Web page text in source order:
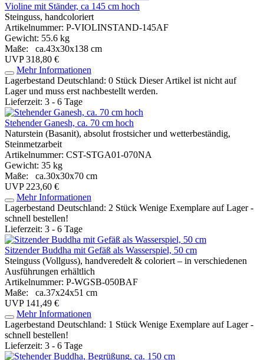
Violine mit Ständer, ca 145 cm hoch
Steinguss, handcoloriert
Artikelnummer: P-VIOLINSTAND-145AF
Gewicht: 55.6 kg
Maße: ca.43x30x138 cm
UVP 318,80 €
Mehr Informationen
Lagerbestand Deutschland: 0 Stück Dieser Artikel ist nicht auf
Lager und muss erst nachbestellt werden.
Lieferzeit: 3 - 6 Tage
Stehender Ganesh, ca. 70 cm hoch
Naturstein (Basanit), absolut frostsicher und wetterbeständig,
Steinmetzarbeit
Artikelnummer: CST-STGA01-070NA
Gewicht: 35 kg
Maße: ca.30x30x70 cm
UVP 223,60 €
Mehr Informationen
Lagerbestand Deutschland: 2 Stück Wenige Exemplare auf Lager -
schnell bestellen!
Lieferzeit: 3 - 6 Tage
Sitzender Buddha mit Gefäß als Wasserspiel, 50 cm
Steinguss (Vollguss), handveredelt & coloriert – in verschiedenen
Ausführungen erhältlich
Artikelnummer: P-WGSB-050BAF
Maße: ca.37x24x51 cm
UVP 141,49 €
Mehr Informationen
Lagerbestand Deutschland: 1 Stück Wenige Exemplare auf Lager -
schnell bestellen!
Lieferzeit: 3 - 6 Tage